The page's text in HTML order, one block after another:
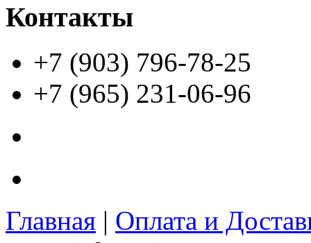
Контакты
+7 (903) 796-78-25
+7 (965) 231-06-96
Главная | Оплата и